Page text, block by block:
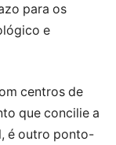
para os
e
centros de
que concilie a
é outro ponto-